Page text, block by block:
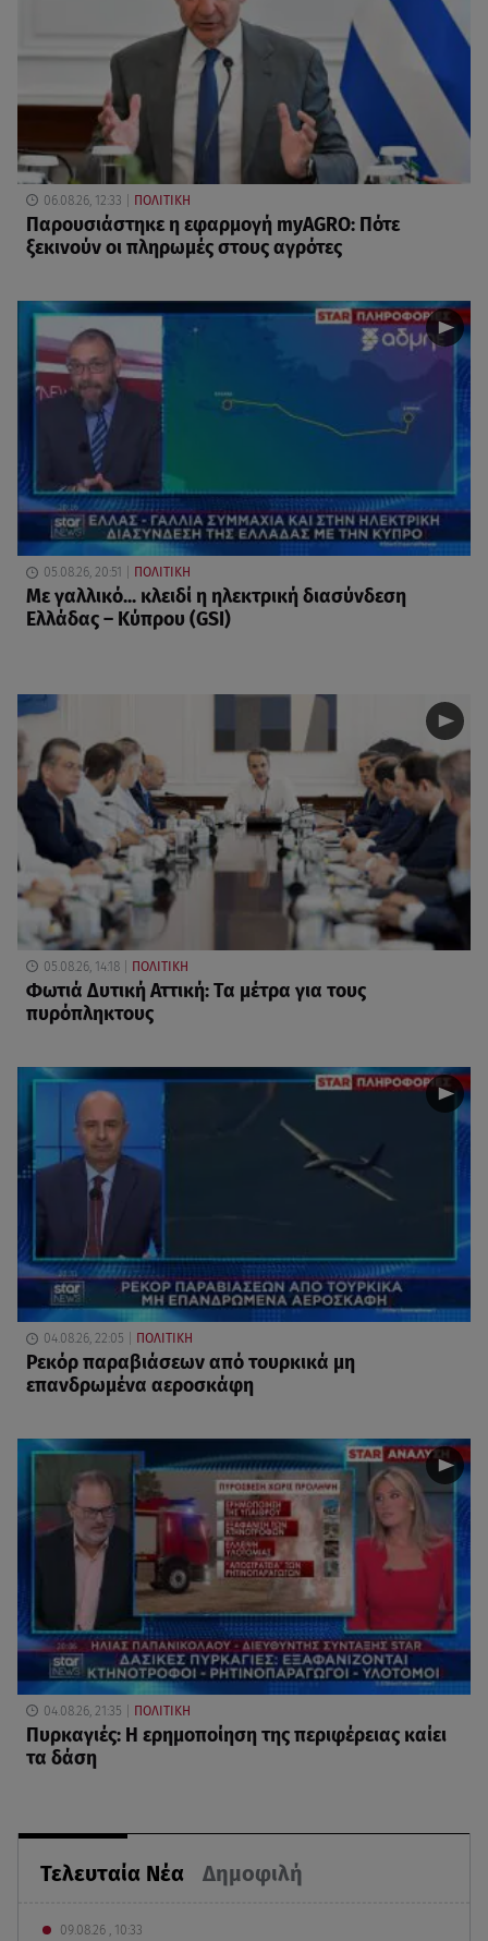
Τελευταία Νέα Δημοφιλή
09.08.26 , 10:33
06.08.26, 12:33 ΠΟΛΙΤΙΚΗ
Παρουσιάστηκε η εφαρμογή myAGRO: Πότε
ξεκινούν οι πληρωμές στους αγρότες
05.08.26, 20:51 ΠΟΛΙΤΙΚΗ
Με γαλλικό... κλειδί η ηλεκτρική διασύνδεση
Ελλάδας – Κύπρου (GSI)
05.08.26, 14:18 ΠΟΛΙΤΙΚΗ
Φωτιά Δυτική Αττική: Τα μέτρα για τους
πυρόπληκτους
04.08.26, 22:05 ΠΟΛΙΤΙΚΗ
Ρεκόρ παραβιάσεων από τουρκικά μη
επανδρωμένα αεροσκάφη
04.08.26, 21:35 ΠΟΛΙΤΙΚΗ
Πυρκαγιές: Η ερημοποίηση της περιφέρειας καίει
τα δάση